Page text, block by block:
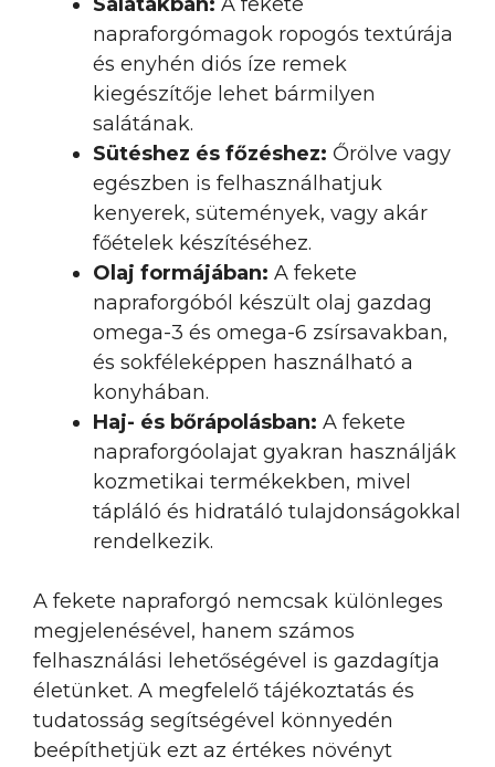
napraforgómagok ropogós textúrája
és enyhén diós íze remek
kiegészítője lehet bármilyen
salátának.
Sütéshez és főzéshez: Őrölve vagy
egészben is felhasználhatjuk
kenyerek, sütemények, vagy akár
főételek készítéséhez.
Olaj formájában: A fekete
napraforgóból készült olaj gazdag
omega-3 és omega-6 zsírsavakban,
és sokféleképpen használható a
konyhában.
Haj- és bőrápolásban: A fekete
napraforgóolajat gyakran használják
kozmetikai termékekben, mivel
tápláló és hidratáló tulajdonságokkal
rendelkezik.
A fekete napraforgó nemcsak különleges
megjelenésével, hanem számos
felhasználási lehetőségével is gazdagítja
életünket. A megfelelő tájékoztatás és
tudatosság segítségével könnyedén
beépíthetjük ezt az értékes növényt